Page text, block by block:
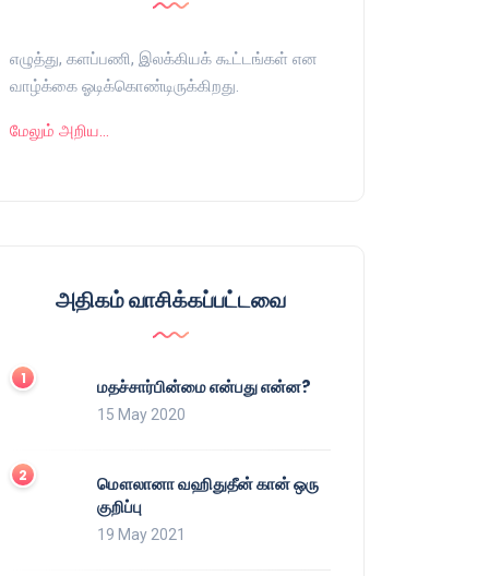
எழுத்து, களப்பணி, இலக்கியக் கூட்டங்கள் என
வாழ்க்கை ஓடிக்கொண்டிருக்கிறது.
மேலும் அறிய…
அதிகம் வாசிக்கப்பட்டவை
மதச்சார்பின்மை என்பது என்ன?
15 May 2020
மௌலானா வஹிதுதீன் கான் ஒரு
குறிப்பு
19 May 2021